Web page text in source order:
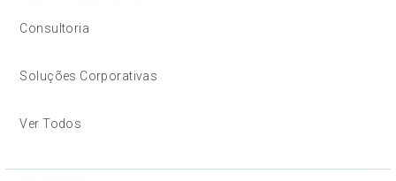
Consultoria
Soluções Corporativas
Ver Todos